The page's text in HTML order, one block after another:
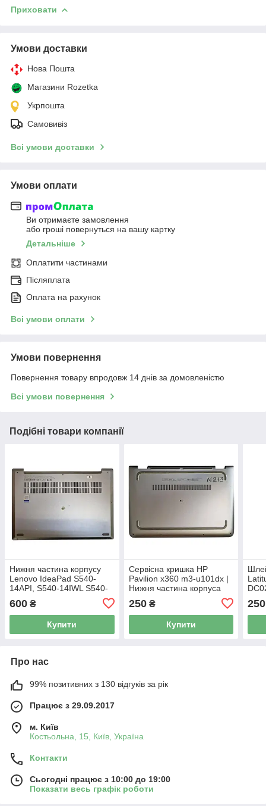
Приховати
Умови доставки
Нова Пошта
Магазини Rozetka
Укрпошта
Самовивіз
Всі умови доставки
Умови оплати
Ви отримаєте замовлення
або гроші повернуться на вашу картку
Детальніше
Оплатити частинами
Післяплата
Оплата на рахунок
Всі умови оплати
Умови повернення
Повернення товару впродовж 14 днів за домовленістю
Всі умови повернення
Подібні товари компанії
Нижня частина корпусу
Lenovo IdeaPad S540-
14API, S540-14IWL S540-
14IML | Сервісна кришка |
Піддон Lenovo IdeaPad
(AM2GE000N00) Б/В
600 ₴
Купити
Сервісна кришка HP
Pavilion x360 m3-u101dx |
Нижня частина корпуса
u101dx | 856005-001 Б/В
250₴
Купити
250
Про нас
99% позитивних з 130 відгуків за рік
Працює з 29.09.2017
м. Київ
Костьольна, 15, Київ, Україна
Контакти
Сьогодні працює з 10:00 до 19:00
Показати весь графік роботи